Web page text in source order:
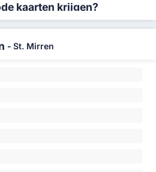
kaarten krijgen?
- St. Mirren